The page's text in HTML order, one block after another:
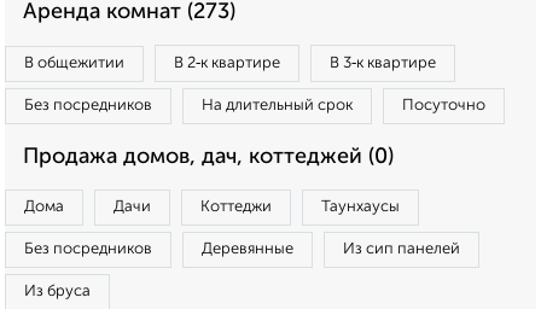
Аренда комнат (273)
В общежитии В 2‑к квартире В 3‑к квартире
Без посредников На длительный срок Посуточно
Продажа домов, дач, коттеджей (0)
Дома Дачи Коттеджи Таунхаусы
Без посредников Деревянные Из сип панелей
Из бруса